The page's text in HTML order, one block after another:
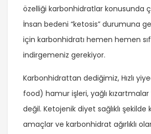
özelliği karbonhidratlar konusunda
İnsan bedeni “ketosis” durumuna
için karbonhidratı hemen hemen
indirgemeniz gerekiyor.
Karbonhidrattan dediğimiz, Hızlı
food) hamur işleri, yağlı
değil. Ketojenik diyet sağlıklı şekilde
amaçlar ve karbonhidrat ağırlıklı